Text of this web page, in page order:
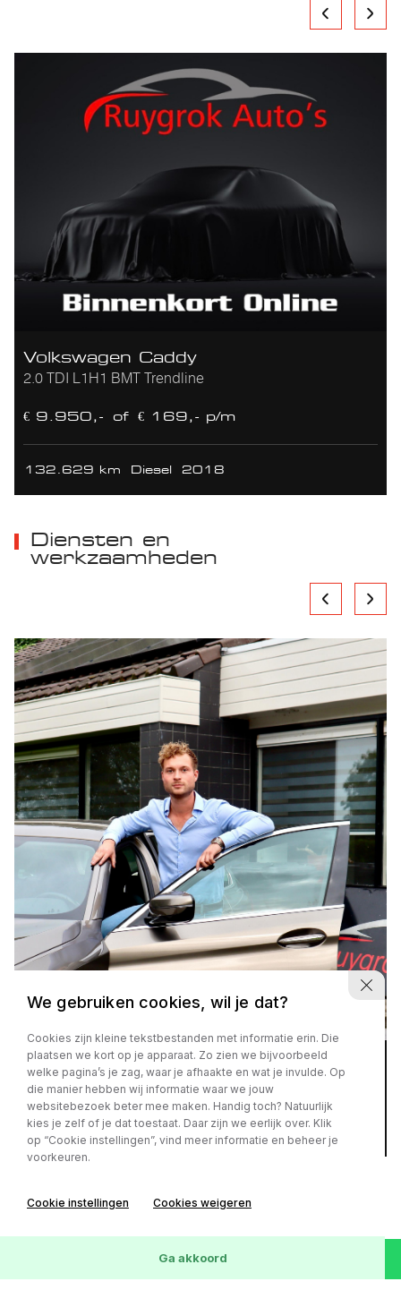
Volkswagen Caddy
2.0 TDI L1H1 BMT Trendline
€ 9.950,- of € 169,- p/m
132.629 km Diesel 2018
Diensten en
werkzaamheden
Inkoop
Uw auto inruilen bij Ruygrok Auto's
Diensten Werkplaats
We gebruiken cookies, wil je dat?
Cookies zijn kleine tekstbestanden met informatie erin. Die
plaatsen we kort op je apparaat. Zo zien we bijvoorbeeld
welke pagina’s je zag, waar je afhaakte en wat je invulde. Op
die manier hebben wij informatie waar we jouw
websitebezoek beter mee maken. Handig toch? Natuurlijk
kies je zelf of je dat toestaat. Daar zijn we eerlijk over. Klik
op “Cookie instellingen”, vind meer informatie en beheer je
voorkeuren.
Cookie instellingen Cookies weigeren
Ga akkoord